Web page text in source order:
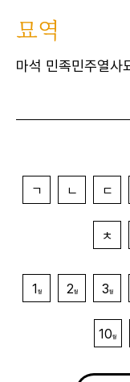
묘역
마석 민족민주열사
ㄱ ㄴ ㄷ
ㅊ
1 월 2월 3월
10월